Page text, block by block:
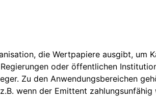
die Wertpapiere ausgibt, um
oder öffentlichen
Zu den Anwendungsbereichen
wenn der Emittent